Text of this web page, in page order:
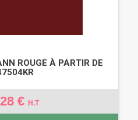
ROUGE À PARTIR DE
€ H.T